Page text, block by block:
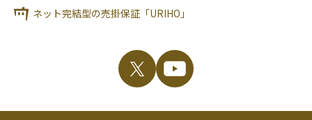
ネット完結型の売掛保証「URIHO」